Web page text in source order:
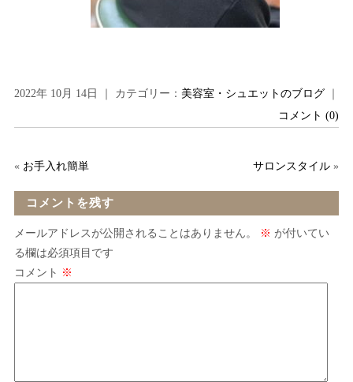
2022年 10月 14日 ｜ カテゴリー： 美容室・シュエットのブログ
コメント (0)
« お手入れ簡単 サロンスタイル »
コメントを残す
メールアドレスが公開されることはありません。 ※ が付いてい
る欄は必須項目です
コメント ※